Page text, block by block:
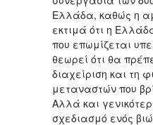
Ελλάδα, καθώς η
εκτιμά ότι η
που επωμίζεται
θεωρεί ότι θα
διαχείριση και τη
μεταναστών που
Αλλά και
σχεδιασμό ενός